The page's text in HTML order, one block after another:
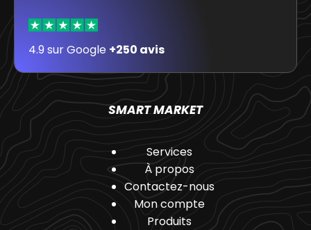
4.9 sur Google +250 avis
SMART MARKET
Services
À propos
Contactez-nous
Mon compte
Produits